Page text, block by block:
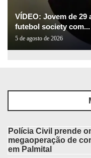
VÍDEO: Jovem de
futebol society com...
5 de agosto de 2026
Polícia Civil prende
megaoperação de
em Palmital